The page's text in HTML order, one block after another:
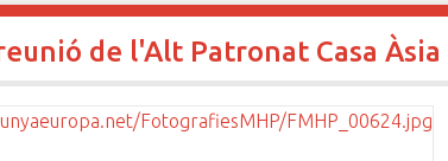
de l'Alt Patronat Casa Àsia